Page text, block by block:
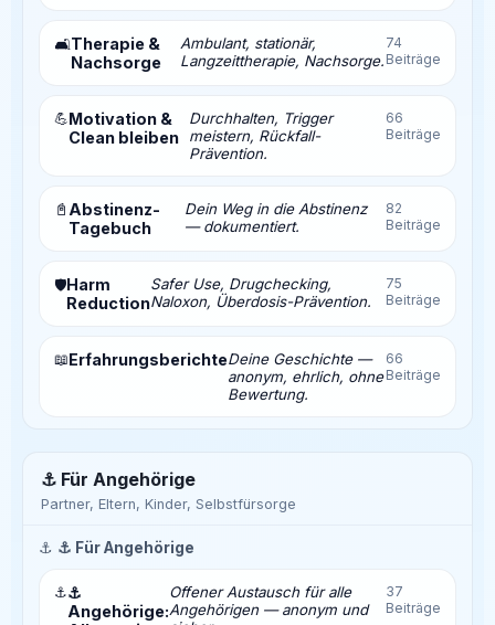
🛋️Therapie &
Nachsorge
Ambulant, stationär,
Langzeittherapie, Nachsorge.
74
Beiträge
💪Motivation &
Clean bleiben
Durchhalten, Trigger
meistern, Rückfall-
Prävention.
66
Beiträge
📓 Abstinenz-
Tagebuch
Dein Weg in die Abstinenz
— dokumentiert.
82
Beiträge
🛡️Harm
Reduction
Safer Use, Drugchecking,
Naloxon, Überdosis-Prävention.
75
Beiträge
📖ErfahrungsberichteDeine Geschichte —
anonym, ehrlich, ohne
Bewertung.
66
Beiträge
⚓ Für Angehörige
Partner, Eltern, Kinder, Selbstfürsorge
⚓ ⚓ Für Angehörige
⚓⚓
Angehörige:
Offener Austausch für alle
Angehörigen — anonym und
37
Beiträge